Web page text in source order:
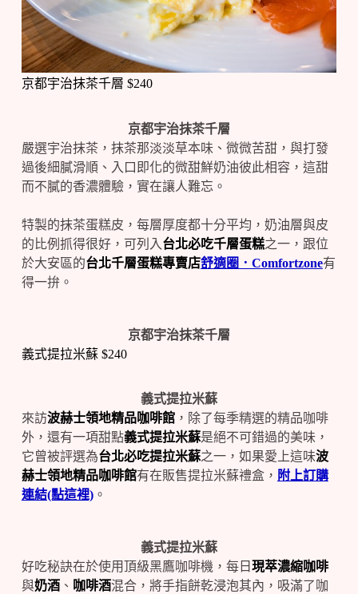
京都宇治抹茶千層 $240
京都宇治抹茶千層
嚴選宇治抹茶，抹茶那淡淡草本味、微微苦甜，與打發
過後細膩滑順、入口即化的微甜鮮奶油彼此相容，這甜
而不膩的香濃體驗，實在讓人難忘。
特製的抹茶蛋糕皮，每層厚度都十分平均，奶油層與皮
的比例抓得很好，可列入 台北必吃千層蛋糕之一，跟位
於大安區的台北千層蛋糕專賣店舒適圈．Comfortzone有
得一拚。
京都宇治抹茶千層
義式提拉米蘇 $240
義式提拉米蘇
來訪波赫士領地精品咖啡館，除了每季精選的精品咖啡
外，還有一項甜點義式提拉米蘇是絕不可錯過的美味，
它曾被評選為台北必吃提拉米蘇之一，如果愛上這味波
赫士領地精品咖啡館有在販售提拉米蘇禮盒， 附上訂購
連結(點這裡)。
義式提拉米蘇
好吃秘訣在於使用頂級黑鷹咖啡機，每日 現萃濃縮咖啡
與奶酒、 咖啡酒混合，將手指餅乾浸泡其內，吸滿了咖